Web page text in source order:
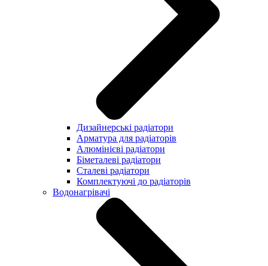
Дизайнерські радіатори
Арматура для радіаторів
Алюмінієві радіатори
Біметалеві радіатори
Сталеві радіатори
Комплектуючі до радіаторів
Водонагрівачі